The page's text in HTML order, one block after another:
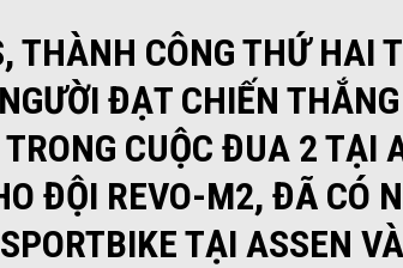
THÀNH CÔNG THỨ HAI
ĐẠT CHIẾN
CUỘC ĐUA 2 TẠI
ĐỘI REVO-M2, ĐÃ CÓ
TẠI ASSEN